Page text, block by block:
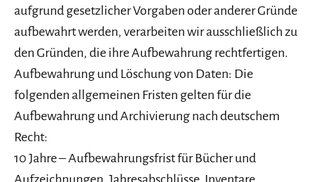
aufgrund gesetzlicher Vorgaben oder anderer Gründe
aufbewahrt werden, verarbeiten wir ausschließlich zu
den Gründen, die ihre Aufbewahrung rechtfertigen.
Aufbewahrung und Löschung von Daten: Die
folgenden allgemeinen Fristen gelten für die
Aufbewahrung und Archivierung nach deutschem
Recht:
10 Jahre – Aufbewahrungsfrist für Bücher und
Aufzeichnungen, Jahresabschlüsse, Inventare,